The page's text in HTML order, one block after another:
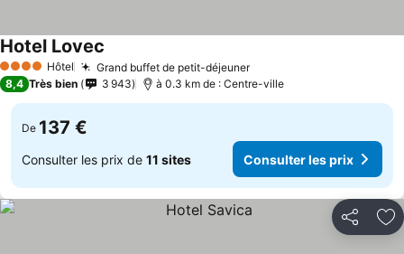
4 Étoiles Hôtel Grand buffet de petit-déjeuner
Hotel Lovec
8,4 Très bien 3 943 à 0.3 km de : Centre-ville
De 137 €
Consulter les prix de 11 sites Consulter les prix
Partager